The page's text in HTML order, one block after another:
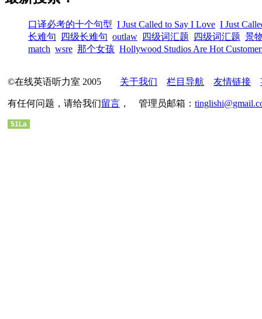
口译必考的十个句型 I Just Called to Say I Love I Just
长难句
四级长难句 outlaw 四级词汇题 四级词汇题 景
match wsre 那个女孩 Hollywood Studios Are Hot
©在线英语听力室 2005 关于我们 栏目导航 友情链接
有任何问题，请给我们留言 ， 管理员邮箱：
51La